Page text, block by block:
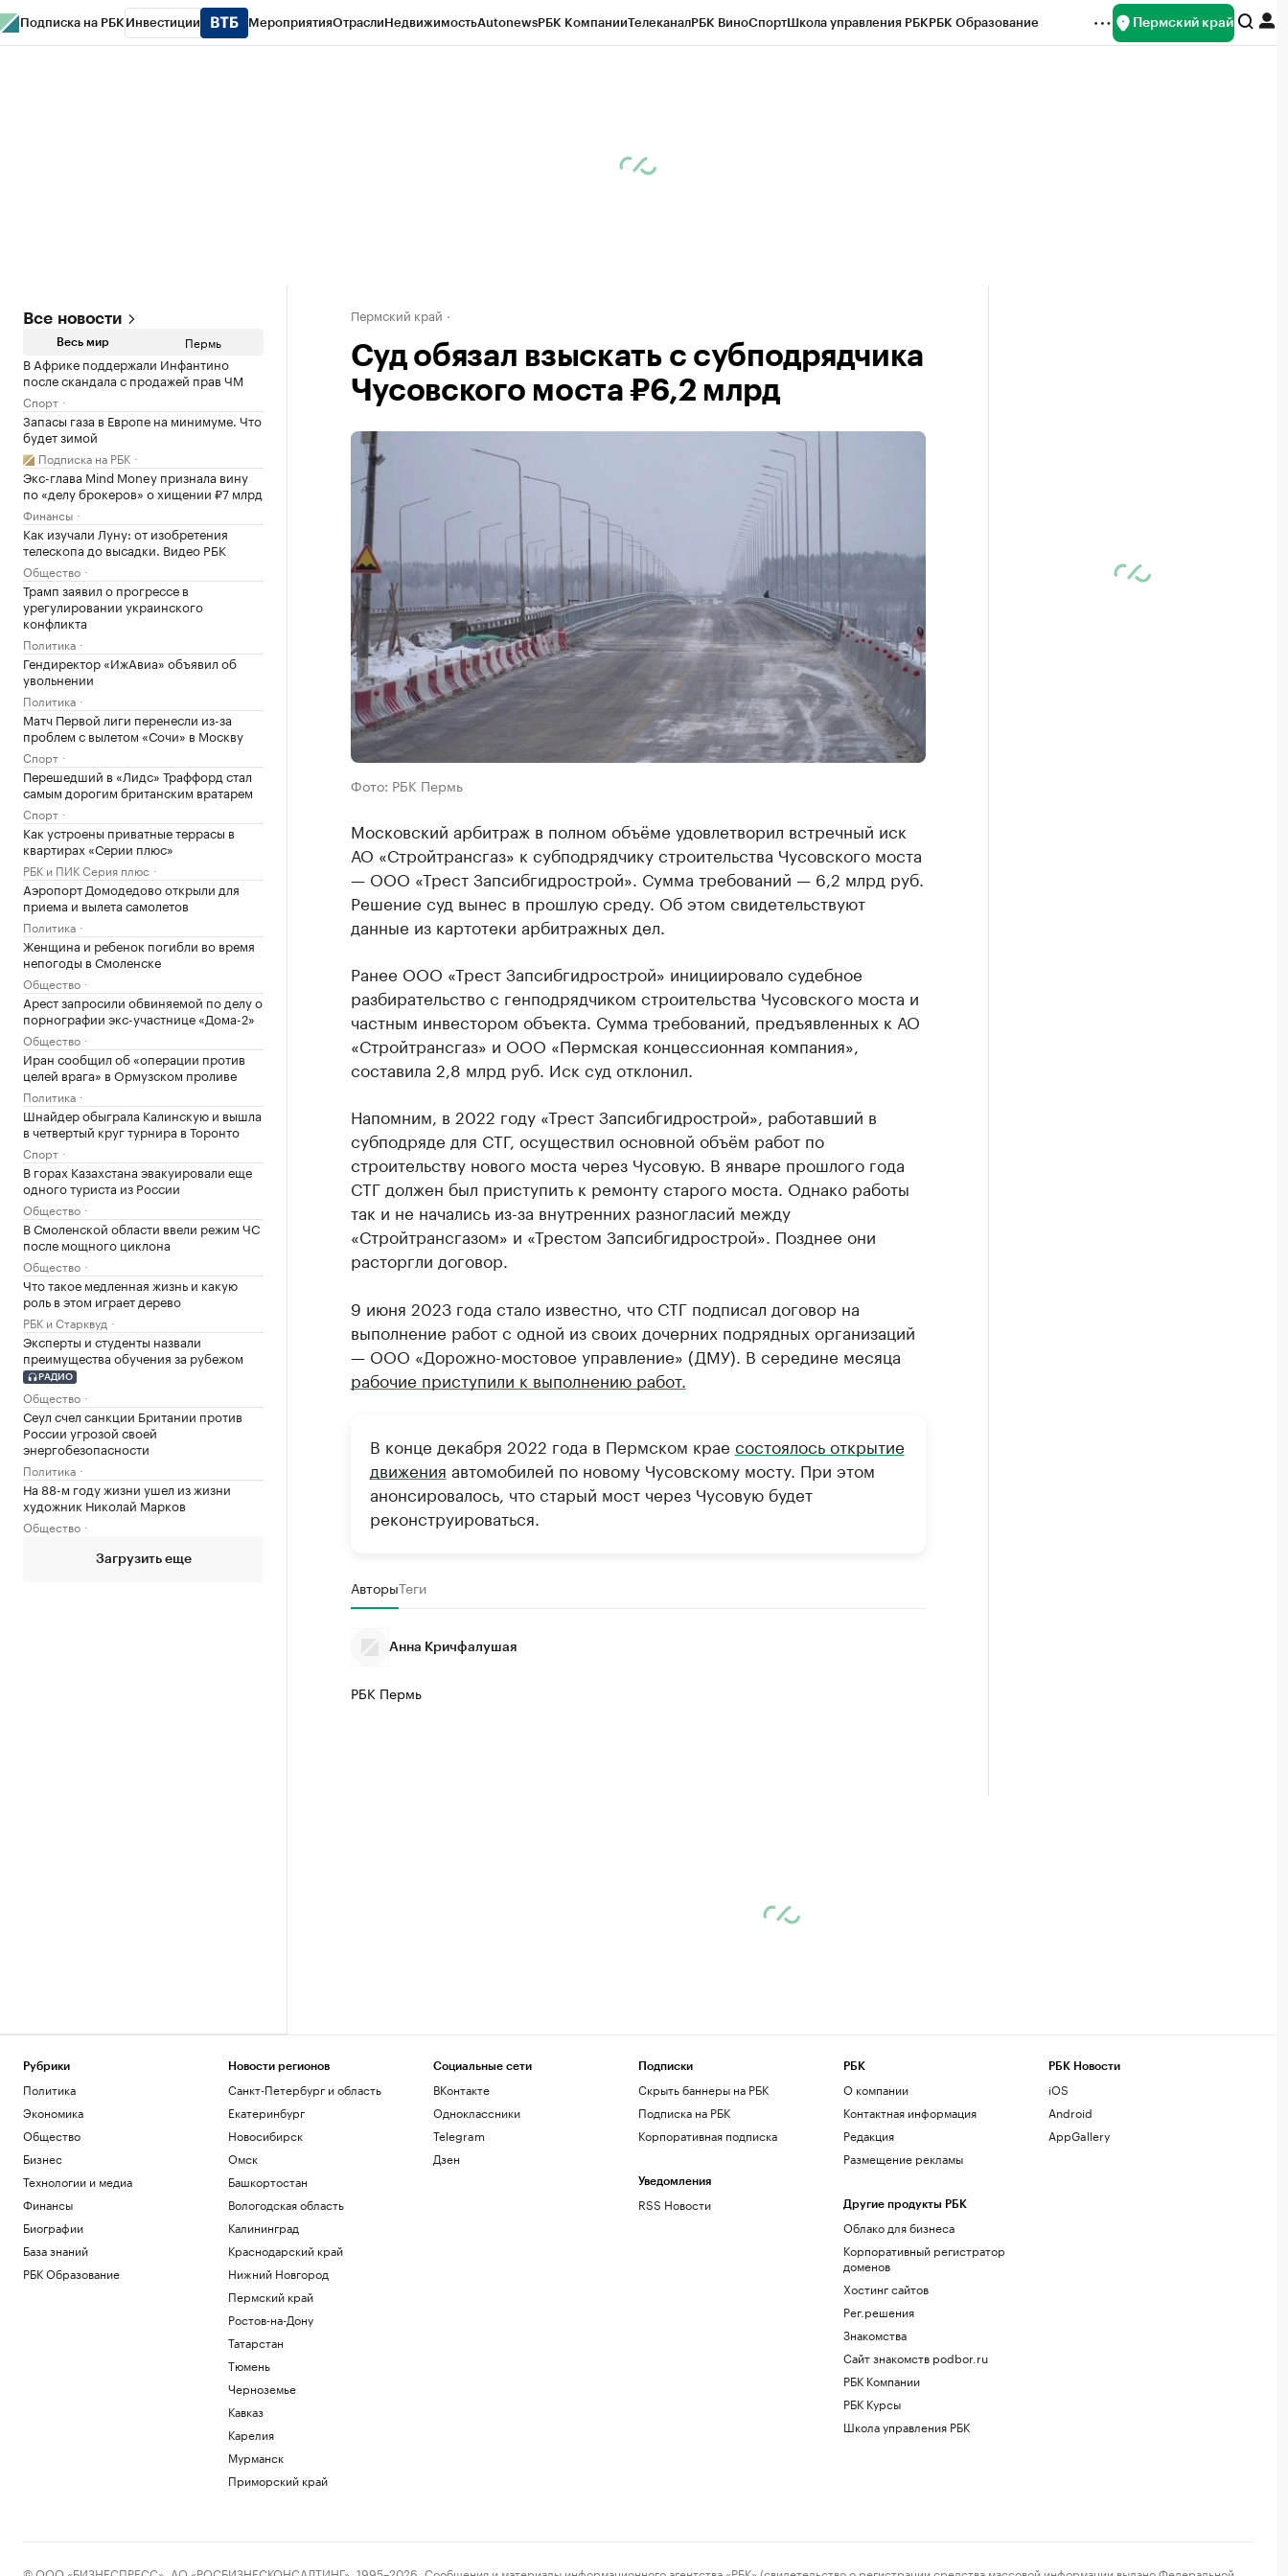
Подписка на РБК Инвестиции МероприятияОтраслиНедвижимостьAutonewsРБК КомпанииТелеканалРБК ВиноСпортШкола управления РБКРБК Образование Пермский край
Все новости
Весь мир Пермь
В Африке поддержали Инфантино
после скандала с продажей прав ЧМ
Спорт
Запасы газа в Европе на минимуме. Что
будет зимой
Подписка на РБК
Экс-глава Mind Money признала вину
по «делу брокеров» о хищении ₽7 млрд
Финансы
Как изучали Луну: от изобретения
телескопа до высадки. Видео РБК
Общество
Трамп заявил о прогрессе в
урегулировании украинского
конфликта
Политика
Гендиректор «ИжАвиа» объявил об
увольнении
Политика
Матч Первой лиги перенесли из-за
проблем с вылетом «Сочи» в Москву
Спорт
Перешедший в «Лидс» Траффорд стал
самым дорогим британским вратарем
Спорт
Как устроены приватные террасы в
квартирах «Серии плюс»
РБК и ПИК Серия плюс
Аэропорт Домодедово открыли для
приема и вылета самолетов
Политика
Женщина и ребенок погибли во время
непогоды в Смоленске
Общество
Арест запросили обвиняемой по делу о
порнографии экс-участнице «Дома-2»
Общество
Иран сообщил об «операции против
целей врага» в Ормузском проливе
Политика
Шнайдер обыграла Калинскую и вышла
в четвертый круг турнира в Торонто
Спорт
В горах Казахстана эвакуировали еще
одного туриста из России
Общество
В Смоленской области ввели режим ЧС
после мощного циклона
Общество
Что такое медленная жизнь и какую
роль в этом играет дерево
РБК и Старквуд
Эксперты и студенты назвали
преимущества обучения за рубежом
РАДИО
Общество
Сеул счел санкции Британии против
России угрозой своей
энергобезопасности
Политика
На 88-м году жизни ушел из жизни
художник Николай Марков
Общество
Загрузить еще
Пермский край
Суд обязал взыскать с субподрядчика
Чусовского моста ₽6,2 млрд
Фото: РБК Пермь
Московский арбитраж в полном объёме удовлетворил встречный иск
АО «Стройтрансгаз» к субподрядчику строительства Чусовского моста
— ООО «Трест Запсибгидрострой». Сумма требований — 6,2 млрд руб.
Решение суд вынес в прошлую среду. Об этом свидетельствуют
данные из картотеки арбитражных дел.
Ранее ООО «Трест Запсибгидрострой» инициировало судебное
разбирательство с генподрядчиком строительства Чусовского моста и
частным инвестором объекта. Сумма требований, предъявленных к АО
«Стройтрансгаз» и ООО «Пермская концессионная компания»,
составила 2,8 млрд руб. Иск суд отклонил.
Напомним, в 2022 году «Трест Запсибгидрострой», работавший в
субподряде для СТГ, осуществил основной объём работ по
строительству нового моста через Чусовую. В январе прошлого года
СТГ должен был приступить к ремонту старого моста. Однако работы
так и не начались из-за внутренних разногласий между
«Стройтрансгазом» и «Трестом Запсибгидрострой». Позднее они
расторгли договор.
9 июня 2023 года стало известно, что СТГ подписал договор на
выполнение работ с одной из своих дочерних подрядных организаций
— ООО «Дорожно-мостовое управление» (ДМУ). В середине месяца
рабочие приступили к выполнению работ.
В конце декабря 2022 года в Пермском крае состоялось открытие
движения автомобилей по новому Чусовскому мосту. При этом
анонсировалось, что старый мост через Чусовую будет
реконструироваться.
АвторыТеги
Анна Кричфалушая
РБК Пермь
Рубрики
Политика
Экономика
Общество
Бизнес
Технологии и медиа
Финансы
Биографии
База знаний
РБК Образование
Новости регионов
Санкт-Петербург и область
Екатеринбург
Новосибирск
Омск
Башкортостан
Вологодская область
Калининград
Краснодарский край
Нижний Новгород
Пермский край
Ростов-на-Дону
Татарстан
Тюмень
Черноземье
Кавказ
Карелия
Мурманск
Приморский край
Социальные сети
ВКонтакте
Одноклассники
Telegram
Дзен
Подписки
Скрыть баннеры на РБК
Подписка на РБК
Корпоративная подписка
Уведомления
RSS Новости
РБК
О компании
Контактная информация
Редакция
Размещение рекламы
Другие продукты РБК
Облако для бизнеса
Корпоративный регистратор
доменов
Хостинг сайтов
Рег.решения
Знакомства
Сайт знакомств podbor.ru
РБК Компании
РБК Курсы
Школа управления РБК
РБК Новости
iOS
Android
AppGallery